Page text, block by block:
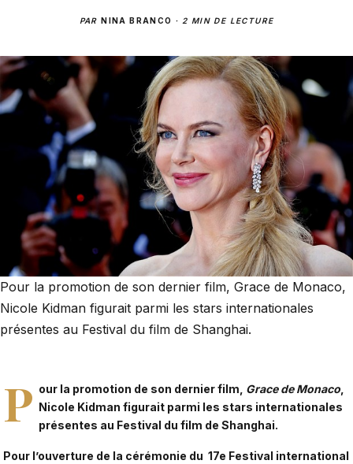
PARNINA BRANCO · 2 MIN DE LECTURE
Pour la promotion de son dernier film, Grace de Monaco,
Nicole Kidman figurait parmi les stars internationales
présentes au Festival du film de Shanghai.
P our la promotion de son dernier film, Grace de Monaco
Nicole Kidman figurait parmi les stars internationales
présentes au Festival du film de Shanghai.
Pour l’ouverture de la cérémonie du 17e Festival international